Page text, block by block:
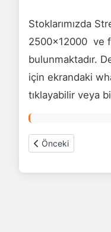
Stoklarımızda
2500x12000 ve
bulunmaktadır.
için ekrandaki
tıklayabilir veya
Önceki makale:
Önceki